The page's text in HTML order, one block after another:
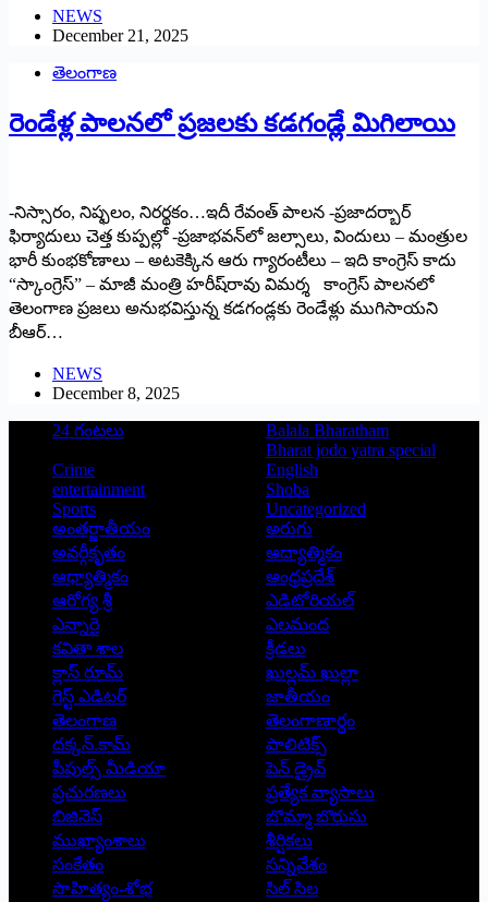
NEWS
December 21, 2025
తెలంగాణ
రెండేళ్ల పాల‌న‌లో ప్రజ‌ల‌కు క‌డ‌గండ్లే మిగిలాయి
-నిస్సారం, నిష్ఫ‌లం, నిర‌ర్థకం…ఇదీ రేవంత్ పాల‌న‌ -ప్ర‌జాద‌ర్బార్
ఫిర్యాదులు చెత్త కుప్ప‌ల్లో -ప్ర‌జాభ‌వ‌న్‌లో జ‌ల్సాలు, విందులు – మంత్రుల
భారీ కుంభ‌కోణాలు – అట‌కెక్కిన ఆరు గ్యారంటీలు – ఇది కాంగ్రెస్ కాదు
“స్కాంగ్రెస్‌” – మాజీ మంత్రి హ‌రీష్‌రావు విమ‌ర్శ‌ కాంగ్రెస్ పాల‌న‌లో
తెలంగాణ ప్ర‌జ‌లు అనుభ‌విస్తున్న క‌డ‌గండ్ల‌కు రెండేళ్లు ముగిసాయ‌ని
బీఆర్…
NEWS
December 8, 2025
24 గంటలు
Balala Bharatham
Bharat jodo yatra special
Crime
English
entertainment
Shoba
Sports
Uncategorized
అంతర్జాతీయం
అరుగు
అవర్గీకృతం
ఆద్యాత్మికం
ఆధ్యాత్మికం
ఆంధ్రప్రదేశ్
ఆరోగ్య శ్రీ
ఎడిటోరియల్
ఎన్నారై
ఎలమంద
కవితా శాల
క్రీడలు
క్లాస్ రూమ్
ఖుల్లమ్ ఖుల్లా
గెస్ట్ ఎడిటర్
జాతీయం
తెలంగాణ
తెలంగాణార్థం
దక్కన్.కామ్
పాలిటిక్స్
పీపుల్స్ ‌మీడియా
పెన్ డ్రైవ్
ప్రచురణలు
ప్రత్యేక వ్యాసాలు
బిజినెస్
బొమ్మా బొరుసు
ముఖ్యాంశాలు
శీర్షికలు
సంకేతం
సన్నివేశం
సాహిత్యం-శోభ
సిల్ సిల